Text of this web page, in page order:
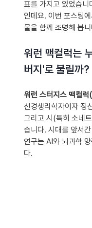
표를 가지고 있었습니
인데요. 이번 포스팅
물을 함께 조명해 봅
워런 맥컬럭는
버지'로 불릴까?
워런 스터지스 맥컬
신경생리학자이자 정
그리고 시(특히 소네
습니다. 시대를 앞서
연구는 AI와 뇌과학
다.